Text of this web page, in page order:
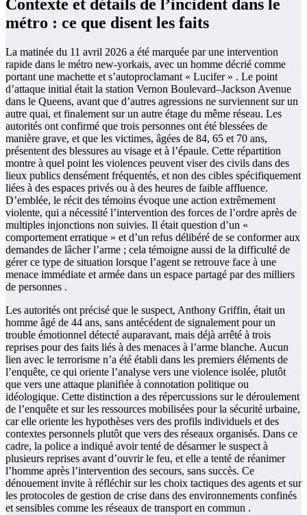
Contexte et détails de l’incident dans le
métro : ce que disent les faits
La matinée du 11 avril 2026 a été marquée par une intervention
rapide dans le métro new-yorkais, avec un homme décrié comme
portant une machette et s’autoproclamant « Lucifer » . Le point
d’attaque initial était la station Vernon Boulevard–Jackson Avenue
dans le Queens, avant que d’autres agressions ne surviennent sur un
autre quai, et finalement sur un autre étage du même réseau. Les
autorités ont confirmé que trois personnes ont été blessées de
manière grave, et que les victimes, âgées de 84, 65 et 70 ans,
présentent des blessures au visage et à l’épaule. Cette répartition
montre à quel point les violences peuvent viser des civils dans des
lieux publics densément fréquentés, et non des cibles spécifiquement
liées à des espaces privés ou à des heures de faible affluence.
D’emblée, le récit des témoins évoque une action extrêmement
violente, qui a nécessité l’intervention des forces de l’ordre après de
multiples injonctions non suivies. Il était question d’un «
comportement erratique » et d’un refus délibéré de se conformer aux
demandes de lâcher l’arme ; cela témoigne aussi de la difficulté de
gérer ce type de situation lorsque l’agent se retrouve face à une
menace immédiate et armée dans un espace partagé par des milliers
de personnes .
Les autorités ont précisé que le suspect, Anthony Griffin, était un
homme âgé de 44 ans, sans antécédent de signalement pour un
trouble émotionnel détecté auparavant, mais déjà arrêté à trois
reprises pour des faits liés à des menaces à l’arme blanche. Aucun
lien avec le terrorisme n’a été établi dans les premiers éléments de
l’enquête, ce qui oriente l’analyse vers une violence isolée, plutôt
que vers une attaque planifiée à connotation politique ou
idéologique. Cette distinction a des répercussions sur le déroulement
de l’enquête et sur les ressources mobilisées pour la sécurité urbaine,
car elle oriente les hypothèses vers des profils individuels et des
contextes personnels plutôt que vers des réseaux organisés. Dans ce
cadre, la police a indiqué avoir tenté de désarmer le suspect à
plusieurs reprises avant d’ouvrir le feu, et elle a tenté de réanimer
l’homme après l’intervention des secours, sans succès. Ce
dénouement invite à réfléchir sur les choix tactiques des agents et sur
les protocoles de gestion de crise dans des environnements confinés
et sensibles comme les réseaux de transport en commun .